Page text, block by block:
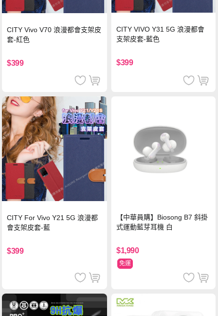
CITY Vivo V70 浪漫都會支架皮
套-紅色
$399
CITY VIVO Y31 5G 浪漫都會
支架皮套-藍色
$399
CITY For Vivo Y21 5G 浪漫都
會支架皮套-藍
$399
【中華員購】Biosong B7 斜掛
式運動藍芽耳機 白
$1,990
免運